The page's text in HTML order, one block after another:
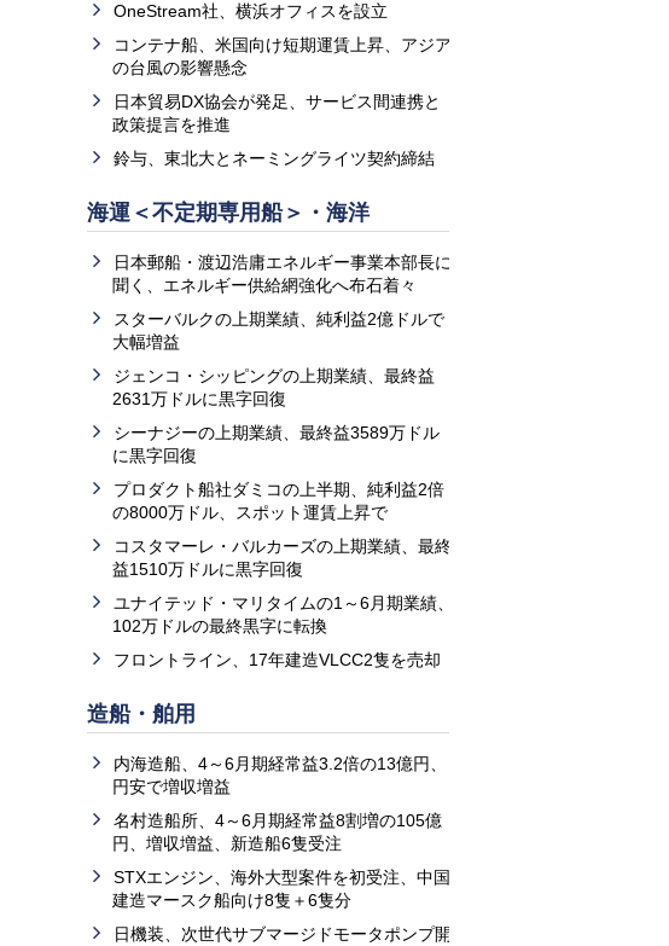
OneStream社、横浜オフィスを設立
コンテナ船、米国向け短期運賃上昇、アジア
の台風の影響懸念
日本貿易DX協会が発足、サービス間連携と
政策提言を推進
鈴与、東北大とネーミングライツ契約締結
海運＜不定期専用船＞・海洋
日本郵船・渡辺浩庸エネルギー事業本部長に
聞く、エネルギー供給網強化へ布石着々
スターバルクの上期業績、純利益2億ドルで
大幅増益
ジェンコ・シッピングの上期業績、最終益
2631万ドルに黒字回復
シーナジーの上期業績、最終益3589万ドル
に黒字回復
プロダクト船社ダミコの上半期、純利益2倍
の8000万ドル、スポット運賃上昇で
コスタマーレ・バルカーズの上期業績、最終
益1510万ドルに黒字回復
ユナイテッド・マリタイムの1～6月期業績、
102万ドルの最終黒字に転換
フロントライン、17年建造VLCC2隻を売却
造船・舶用
内海造船、4～6月期経常益3.2倍の13億円、
円安で増収増益
名村造船所、4～6月期経常益8割増の105億
円、増収増益、新造船6隻受注
STXエンジン、海外大型案件を初受注、中国
建造マースク船向け8隻＋6隻分
日機装、次世代サブマージドモータポンプ開